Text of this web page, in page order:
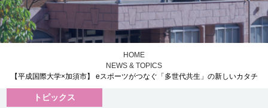
HOME
NEWS & TOPICS
【平成国際大学×加須市】 eスポーツがつなぐ「多世代共生」の新しいカタチ
トピックス